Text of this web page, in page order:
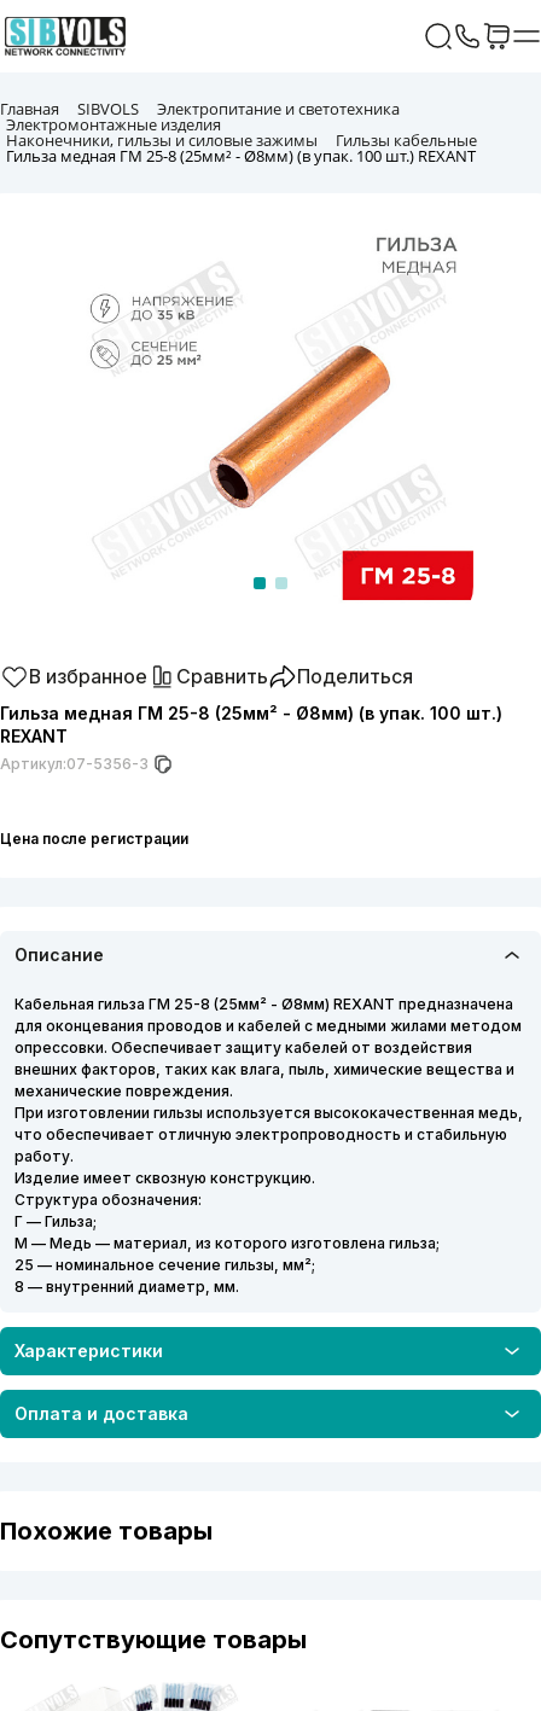
Главная SIBVOLS Электропитание и светотехника
Электромонтажные изделия
Наконечники, гильзы и силовые зажимы Гильзы кабельные
Гильза медная ГМ 25-8 (25мм² - Ø8мм) (в упак. 100 шт.) REXANT
В избранное Сравнить Поделиться
Гильза медная ГМ 25-8 (25мм² - Ø8мм) (в упак. 100 шт.)
REXANT
Артикул:07-5356-3
Цена после регистрации
Описание
Кабельная гильза ГМ 25-8 (25мм² - Ø8мм) REXANT предназначена
для оконцевания проводов и кабелей с медными жилами методом
опрессовки. Обеспечивает защиту кабелей от воздействия
внешних факторов, таких как влага, пыль, химические вещества и
механические повреждения.
При изготовлении гильзы используется высококачественная медь,
что обеспечивает отличную электропроводность и стабильную
работу.
Изделие имеет сквозную конструкцию.
Структура обозначения:
Г — Гильза;
М — Медь — материал, из которого изготовлена гильза;
25 — номинальное сечение гильзы, мм²;
8 — внутренний диаметр, мм.
Характеристики
Оплата и доставка
Похожие товары
Сопутствующие товары